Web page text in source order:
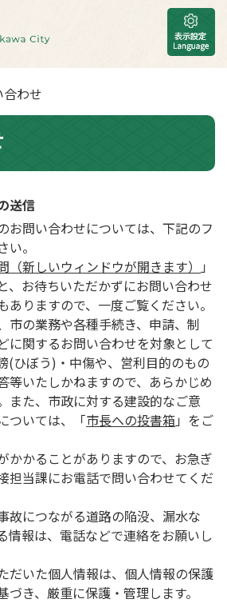
合わせ
送信
お問い合わせについては、下記のフ
。
（新しいウィンドウが開きます）
」
、お待ちいただかずにお問い合わせ
ありますので、一度ご覧ください。
市の業務や各種手続き、申請、制
に関するお問い合わせを対象として
(ひぼう)・中傷や、営利目的のもの
等いたしかねますので、あらかじめ
また、市政に対する建設的なご意
ついては、「市長への投書箱」をご
かかることがありますので、お急ぎ
担当課にお電話で問い合わせてくだ
故につながる道路の陥没、漏水な
情報は、電話などで連絡をお願いし
だいた個人情報は、個人情報の保護
づき、厳重に保護・管理します。